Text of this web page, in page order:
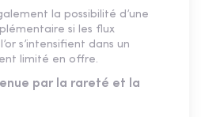
la possibilité d’une
si les flux
s’intensifient dans un
limité en offre.
par la rareté et la